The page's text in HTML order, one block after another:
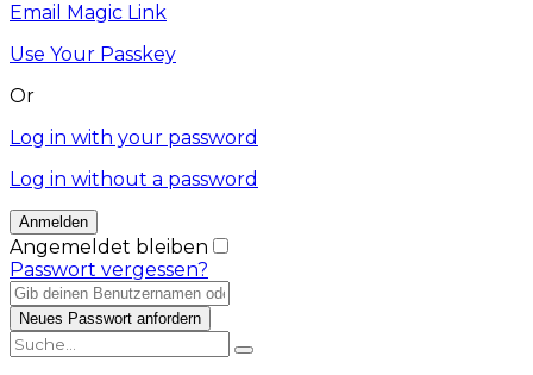
Email Magic Link
Use Your Passkey
Or
Log in with your password
Log in without a password
Angemeldet bleiben
Passwort vergessen?